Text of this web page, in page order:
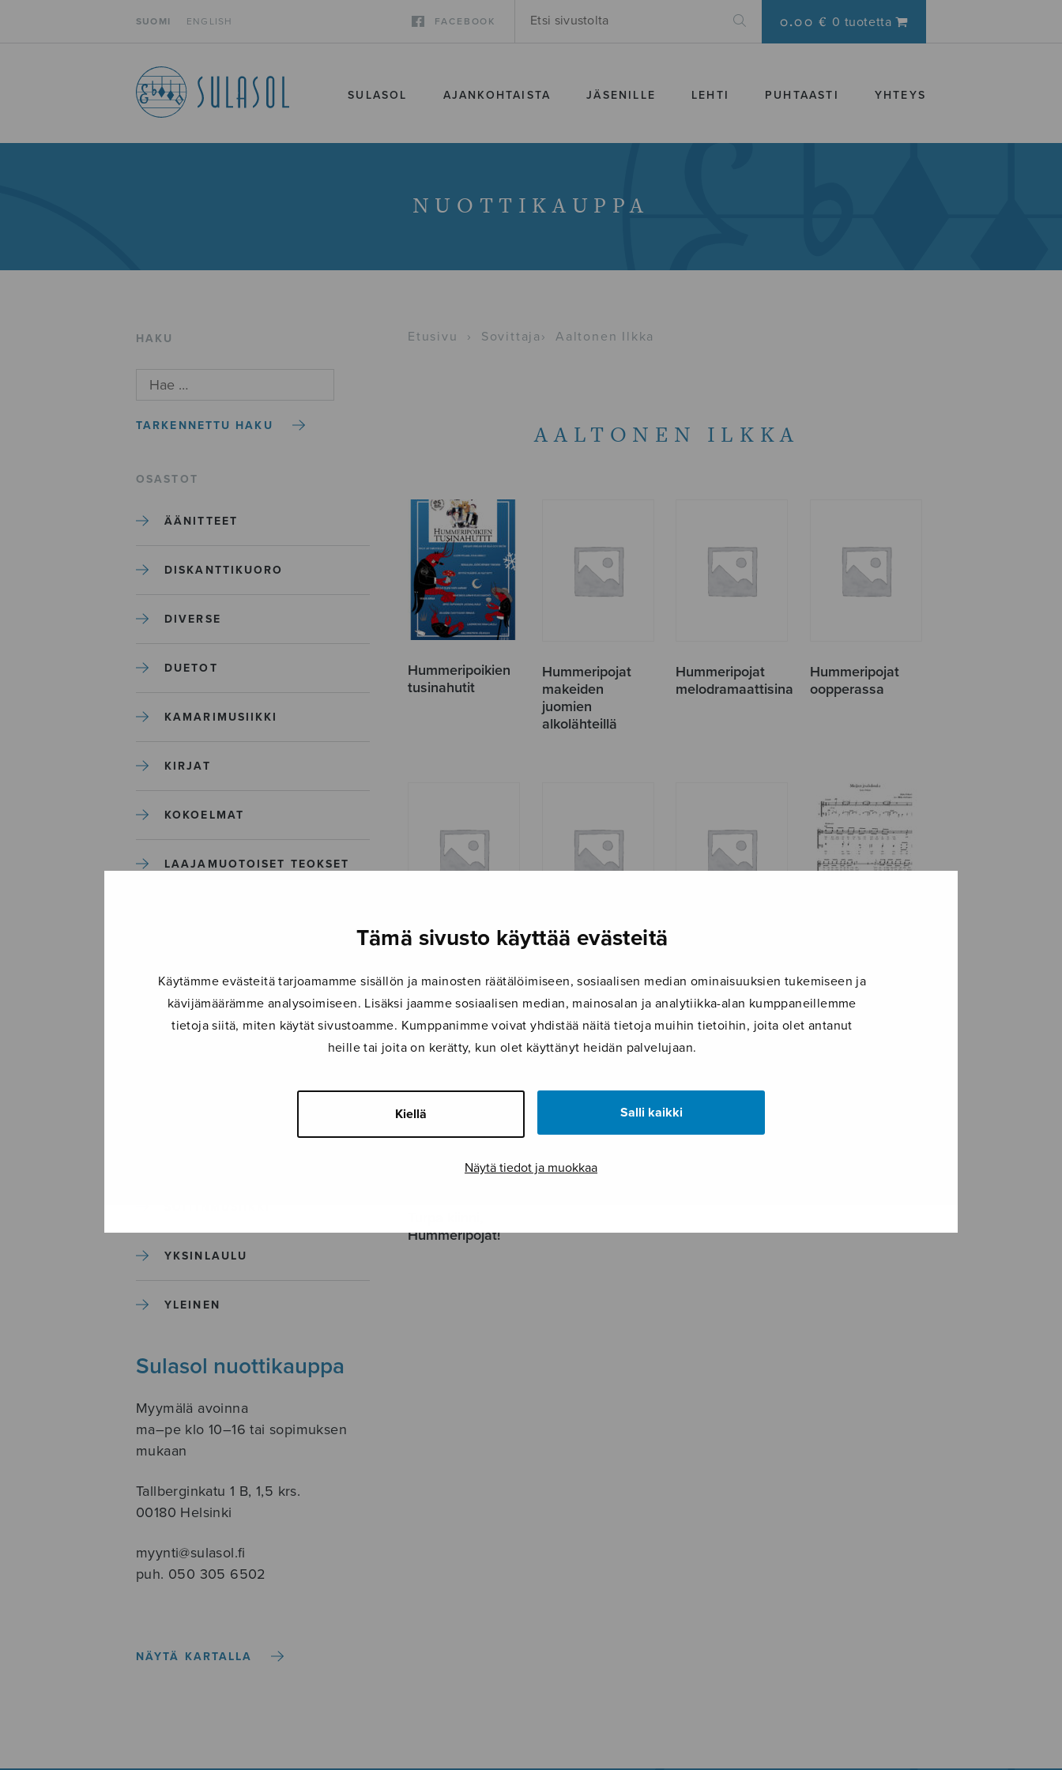
Tämä sivusto käyttää evästeitä
Käytämme evästeitä tarjoamamme sisällön ja mainosten räätälöimiseen, sosiaalisen median ominaisuuksien tukemiseen ja
kävijämäärämme analysoimiseen. Lisäksi jaamme sosiaalisen median, mainosalan ja analytiikka-alan kumppaneillemme
tietoja siitä, miten käytät sivustoamme. Kumppanimme voivat yhdistää näitä tietoja muihin tietoihin, joita olet antanut
heille tai joita on kerätty, kun olet käyttänyt heidän palvelujaan.
Kiellä Salli kaikki
Näytä tiedot ja muokkaa
SUOMI ENGLISH FACEBOOK 0.00 € 0 tuotetta
SULASOL AJANKOHTAISTA JÄSENILLE LEHTI PUHTAASTI YHTEYS
NUOTTIKAUPPA
HAKU
TARKENNETTU HAKU
OSASTOT
ÄÄNITTEET
DISKANTTIKUORO
DIVERSE
DUETOT
KAMARIMUSIIKKI
KIRJAT
KOKOELMAT
LAAJAMUOTOISET TEOKSET
MUUT
YKSINLAULU
YLEINEN
Sulasol nuottikauppa
Myymälä avoinna
ma–pe klo 10–16 tai sopimuksen
mukaan
Tallberginkatu 1 B, 1,5 krs.
00180 Helsinki
myynti@sulasol.fi
puh. 050 305 6502
NÄYTÄ KARTALLA
Etusivu › Sovittaja › Aaltonen Ilkka
AALTONEN ILKKA
Hummeripoikien
tusinahutit
Hummeripojat
makeiden
juomien
alkolähteillä
Hummeripojat
melodramaattisina
Hummeripojat
oopperassa
viidakossa
Hummeripojat!